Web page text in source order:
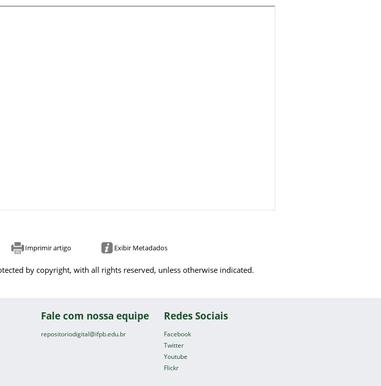
Imprimir artigo Exibir Metadados
by copyright, with all rights reserved, unless otherwise indicated.
Fale com nossa equipe
repositoriodigital@ifpb.edu.br
Redes Sociais
Facebook
Twitter
Youtube
Flickr